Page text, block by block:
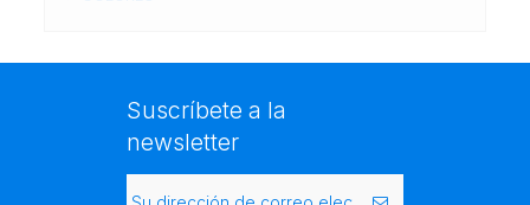
Suscríbete a la
newsletter